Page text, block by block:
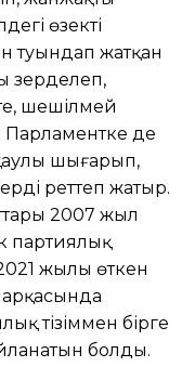
өзекті
туындап жатқан
зерделеп,
шешілмей
Парламентке де
шығарып,
реттеп жатыр.
2007 жыл
партиялық
жылы өткен
тізіммен бірге
болды.